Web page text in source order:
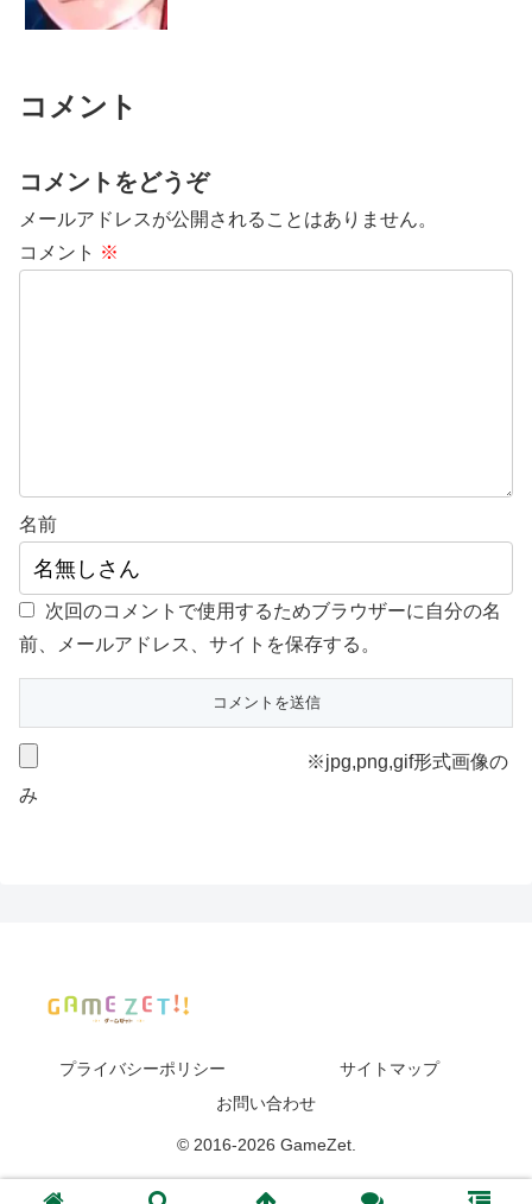
コメント
コメントをどうぞ
メールアドレスが公開されることはありません。
コメント ※
名前
次回のコメントで使用するためブラウザーに自分の名
前、メールアドレス、サイトを保存する。
※jpg,png,gif形式画像の
み
プライバシーポリシー
サイトマップ
お問い合わせ
© 2016-2026 GameZet.